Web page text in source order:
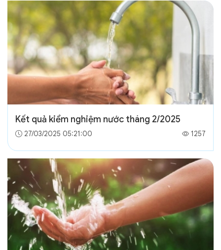
Kết quả kiểm nghiệm nước tháng 2/2025
27/03/2025 05:21:00 1257